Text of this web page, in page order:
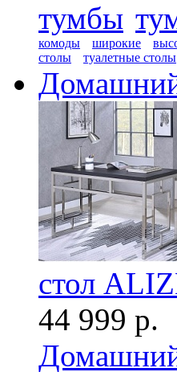
тумбы
комоды широкие
столы
туалетные столы
стол
44 999 р.